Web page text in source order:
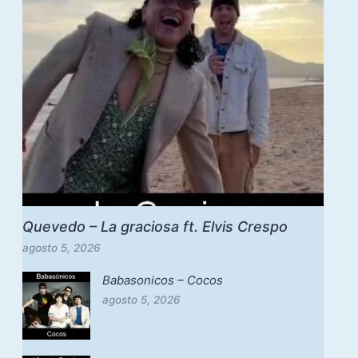
Quevedo – La graciosa ft. Elvis Crespo
agosto 5, 2026
Babasonicos – Cocos
agosto 5, 2026